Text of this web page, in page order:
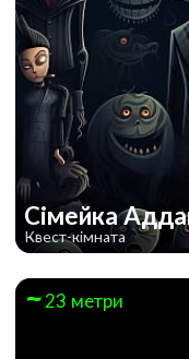
Сімейка
Квест-кімната
23 метри